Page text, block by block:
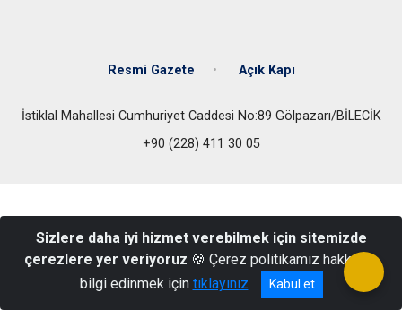
Resmi Gazete Açık Kapı
İstiklal Mahallesi Cumhuriyet Caddesi No:89 Gölpazarı/BİLECİK
+90 (228) 411 30 05
Sizlere daha iyi hizmet verebilmek için sitemizde
çerezlere yer veriyoruz 🍪 Çerez politikamız hakkında
bilgi edinmek için tıklayınız Kabul et